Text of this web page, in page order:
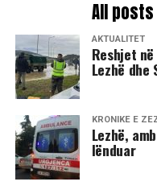
All
AKTUALITET
Reshjet
Lezhë dhe
KRONIKË E
Lezhë,
lënduar